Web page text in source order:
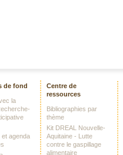
de fond
la
et agenda
Centre de
ressources
Bibliographies par
thème
Kit DREAL Nouvelle-
Aquitaine - Lutte
contre le gaspillage
alimentaire